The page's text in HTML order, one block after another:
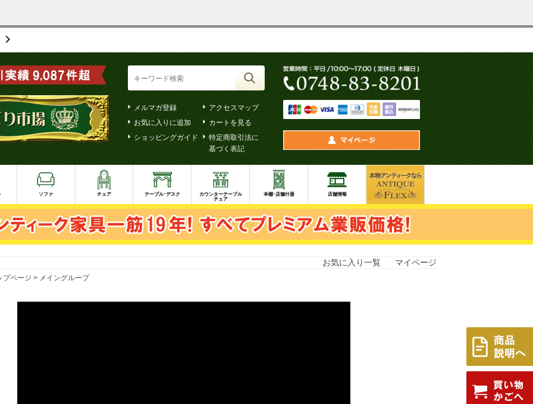
お気に入り一覧 マイページ
プページ > メイングループ